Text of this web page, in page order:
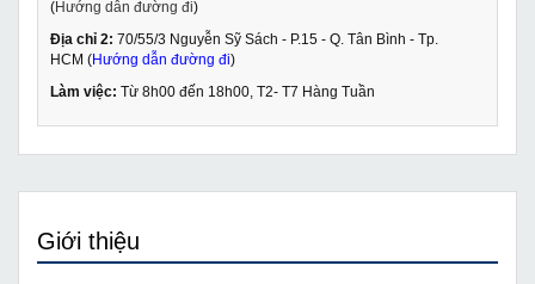
(Hướng dẫn đường đi)
Địa chỉ 2: 70/55/3 Nguyễn Sỹ Sách - P.15 - Q. Tân Bình - Tp.
HCM (Hướng dẫn đường đi)
Làm việc: Từ 8h00 đến 18h00, T2- T7 Hàng Tuần
Giới thiệu